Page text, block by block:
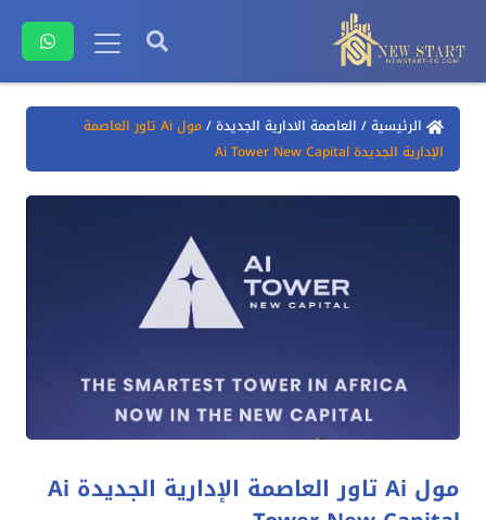
الرئيسية/ العاصمة الادارية الجديدة/
مول Ai تاور العاصمة
الإدارية الجديدة Ai Tower New Capital
مول Ai تاور العاصمة الإدارية الجديدة Ai